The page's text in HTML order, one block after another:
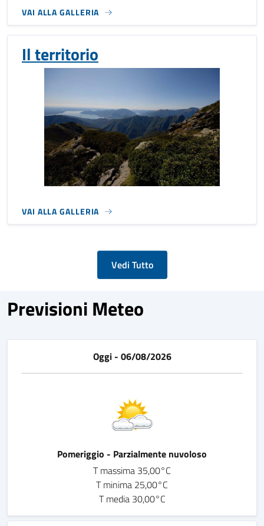
VAI ALLA GALLERIA
Il territorio
VAI ALLA GALLERIA
Vedi Tutto
Previsioni Meteo
Oggi - 06/08/2026
Pomeriggio - Parzialmente nuvoloso
T massima 35,00°C
T minima 25,00°C
T media 30,00°C